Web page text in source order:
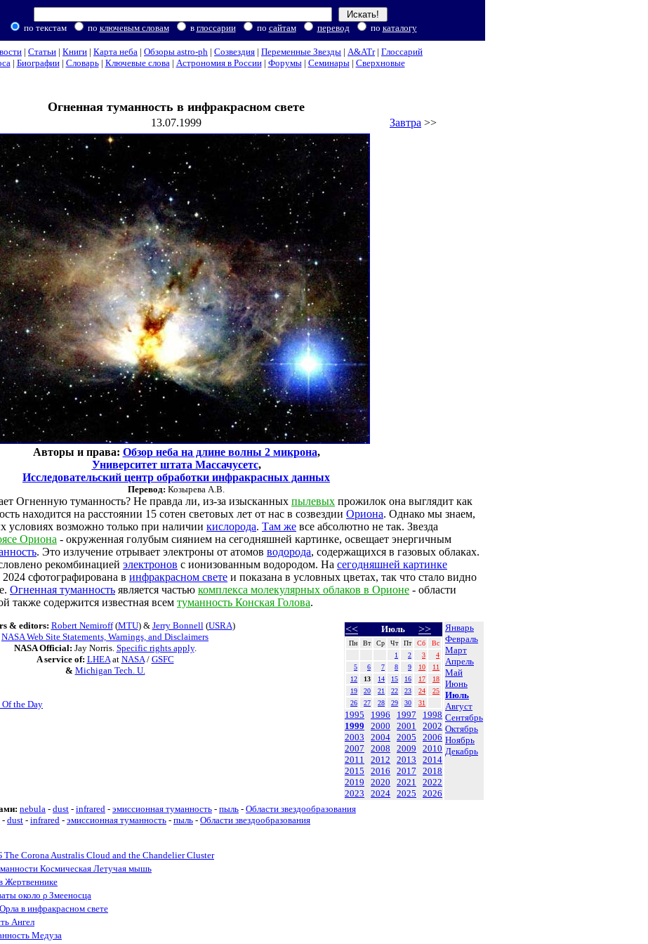
по текстам по ключевым словам в глоссарии по сайтам перевод по каталогу
| Статьи | Книги | Карта неба | Обзоры astro-ph | Созвездия | Переменные Звезды | A&ATr| Глоссарий
| Биографии| Словарь| Ключевые слова| Астрономия в России| Форумы| Семинары| Сверхновые
Огненная туманность в инфракрасном свете
13.07.1999 Завтра >>
Авторы и права: Обзор неба на длине волны 2 микрона,
Университет штата Массачусетс,
Исследовательский центр обработки инфракрасных данных
Перевод: Козырева А.В.
Огненную туманность? Не правда ли, из-за изысканных пылевых прожилок она выглядит как
находится на расстоянии 15 сотен световых лет от нас в созвездии Ориона. Однако мы знаем,
условиях возможно только при наличии кислорода. Там же все абсолютно не так. Звезда
Ориона - окруженная голубым сиянием на сегодняшней картинке, освещает энергичным
. Это излучение отрывает электроны от атомов водорода, содержащихся в газовых облаках.
рекомбинацией электронов с ионизованным водородом. На сегодняшней картинке
сфотографирована в инфракрасном свете и показана в условных цветах, так что стало видно
Огненная туманность является частью комплекса молекулярных облаков в Орионе - области
также содержится известная всем туманность Конская Голова.
<< Июль >>
Пн Вт Ср Чт Пт Сб
Вс
1
2 3
4
5
6 7 8 9 10
11
12
13 14 15 16 17
18
19
20 21 22 23 24
25
26
27 28 29 30 31
1995 1996 1997
1998
1999
2000 2001
2002
2003
2004 2005
2006
2007
2008 2009
2010
2011
2012 2013
2014
2015
2016 2017
2018
2019
2020 2021
2022
2023
2024 2025 2026
Январь
Февраль
Март
Апрель
Май
Июнь
Июль
Август
Сентябрь
Октябрь
Ноябрь
Декабрь
& editors: Robert Nemiroff(MTU) & Jerry Bonnell(USRA)
NASA Web Site Statements, Warnings, and Disclaimers
NASA Official: Jay Norris. Specific rights apply.
A service of: LHEAat NASA/ GSFC
& Michigan Tech. U.
the Day
nebula - dust - infrared - эмиссионная туманность - пыль - Области звездообразования
- dust - infrared - эмиссионная туманность - пыль - Области звездообразования
The Corona Australis Cloud and the Chandelier Cluster
Космическая Летучая мышь
Жертвеннике
около ρ Змееносца
в инфракрасном свете
Ангел
Медуза